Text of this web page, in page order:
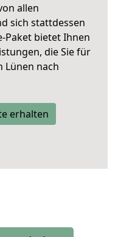
allen
sich stattdessen
Paket bietet Ihnen
die Sie für
Lünen nach
erhalten